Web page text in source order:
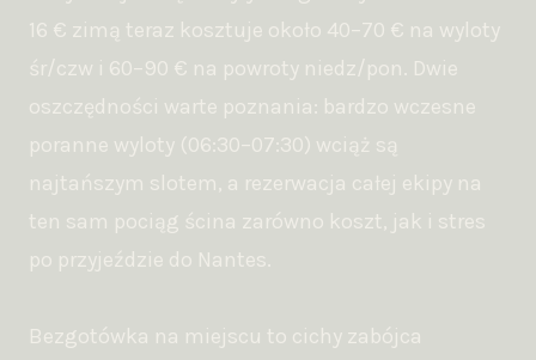
16 € zimą teraz kosztuje około 40–70 € na wyloty
śr/czw i 60–90 € na powroty niedz/pon. Dwie
oszczędności warte poznania: bardzo wczesne
poranne wyloty (06:30–07:30) wciąż są
najtańszym slotem, a rezerwacja całej ekipy na
ten sam pociąg ścina zarówno koszt, jak i stres
po przyjeździe do Nantes.
Bezgotówka na miejscu to cichy zabójca